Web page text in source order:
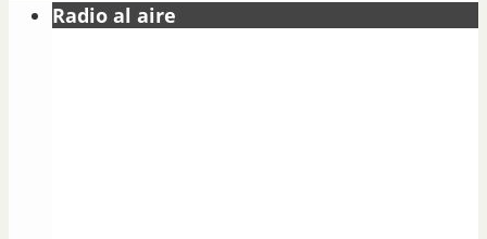
Radio al aire